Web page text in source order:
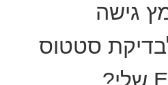
גישה
סטטוס